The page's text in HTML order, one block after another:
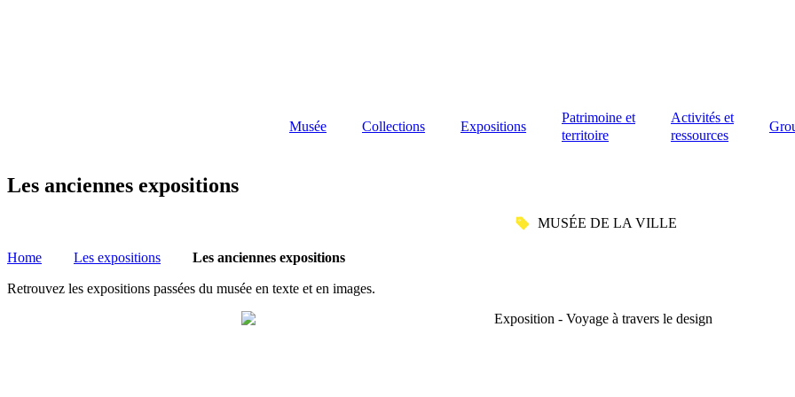
Musée Collections Expositions
Patrimoine et
territoire
Activités et
ressources
Les anciennes expositions
MUSÉE DE LA VILLE
Home Les expositions Les anciennes expositions
Retrouvez les expositions passées du musée en texte et en images.